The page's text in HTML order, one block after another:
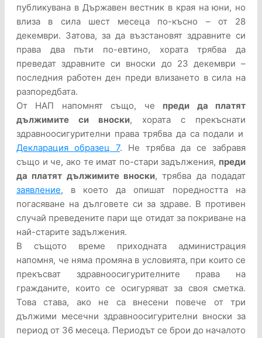
публикувана в Държавен вестник в края на юни, но
влиза в сила шест месеца по-късно – от 28
декември. Затова, за да възстановят здравните си
права два пъти по-евтино, хората трябва да
преведат здравните си вноски до 23 декември –
последния работен ден преди влизането в сила на
разпоредбата.
От НАП напомнят също, че преди да платят
дължимите си вноски, хората с прекъснати
здравноосигурителни права трябва да са подали и
Декларация образец 7. Не трябва да се забравя
също и че, ако те имат по-стари задължения, преди
да платят дължимите вноски, трябва да подадат
заявление, в което да опишат поредността на
погасяване на дълговете си за здраве. В противен
случай преведените пари ще отидат за покриване на
най-старите задължения.
В същото време приходната администрация
напомня, че няма промяна в условията, при които се
прекъсват здравноосигурителните права на
гражданите, които се осигуряват за своя сметка.
Това става, ако не са внесени повече от три
дължими месечни здравноосигурителни вноски за
период от 36 месеца. Периодът се брои до началото